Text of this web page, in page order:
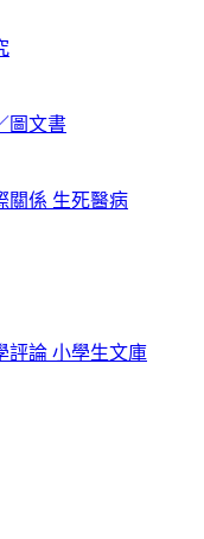
圖文書
關係 生死醫病
評論 小學生文庫